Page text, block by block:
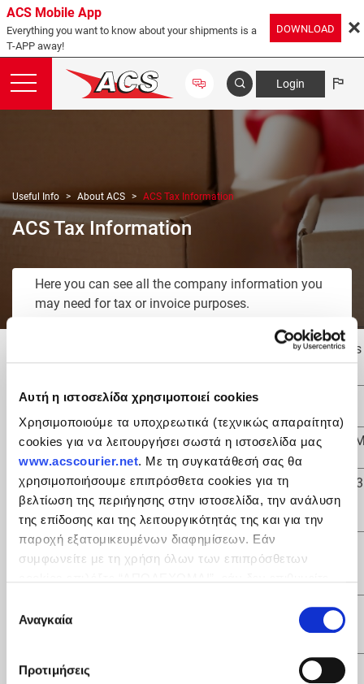
Αυτή η ιστοσελίδα χρησιμοποιεί cookies
Χρησιμοποιούμε τα υποχρεωτικά (τεχνικώς απαραίτητα)
cookies για να λειτουργήσει σωστά η ιστοσελίδα μας
www.acscourier.net. Με τη συγκατάθεσή σας θα
χρησιμοποιήσουμε επιπρόσθετα cookies για τη
βελτίωση της περιήγησης στην ιστοσελίδα, την ανάλυση
της επίδοσης και της λειτουργικότητάς της και για την
παροχή εξατομικευμένων διαφημίσεων. Εάν
συμφωνείτε με τη χρήση όλων των επιπρόσθετων
«ΔΕΝ ΑΠΟΔΕΧΟΜΑΙ». Eνημερωθείτε για την
Πολιτική
και τους διαφορετικούς τύπους cookies, καθώς
και τροποποιήστε τις προτιμήσεις σας (εκτός από τα
τεχνικώς απαραίτητα) επιλέγοντας τις επιθυμητές
συγκατάθεσης
Αναγκαία
Προτιμήσεις
ACS Mobile App
Everything you want to know about your shipments is a
T-APP away!
DOWNLOAD
Login
Useful Info About ACS ACS Tax Information
ACS Tax Information
Here you can see all the company information you
may need for tax or invoice purposes.
ACS Air Courier
Distinctive Title: ΑCS Courier
Field of Activity: TRANSPORT OF
Headquarters:
14 VARKIZAS STR,
CYPRUS
Registration
No:
12129078Υ
VAT No:
Tel.: